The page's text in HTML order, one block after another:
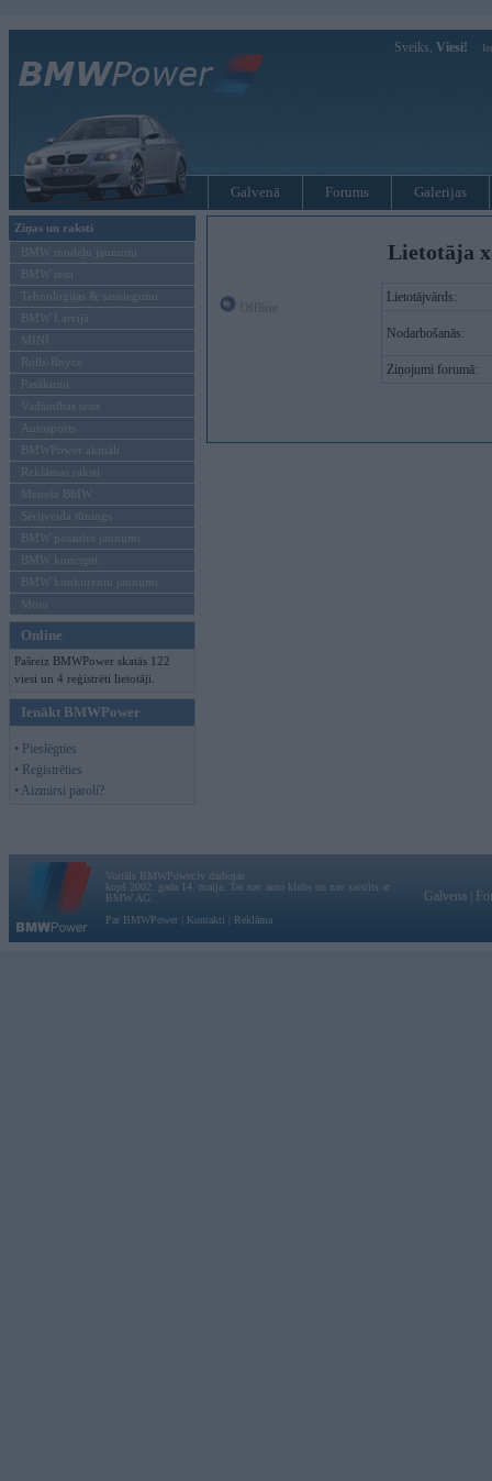
Sveiks, Viesi!
Galvenā Forums Galerijas
Ziņas un raksti
BMW modeļu jaunumi
BMW testi
Tehnoloģijas & sasniegumi
BMW Latvijā
MINI
Rolls-Royce
Pasākumi
Vadāmības tests
Autosports
BMWPower aktuāli
Reklāmas raksti
Mēneša BMW
Sērijveida tūnings
BMW pasaules jaunumi
BMW koncepti
BMW konkurentu jaunumi
Moto
Online
Pašreiz BMWPower skatās 122
viesi un 4 reģistrēti lietotāji.
Ienākt BMWPower
• Pieslēgties
• Reģistrēties
• Aizmirsi paroli?
Lietotāja
Lietotājvārds:
Nodarbošanās:
Ziņojumi forumā:
Vortāls BMWPower.lv darbojas
kopš 2002. gada 14. maija. Tas nav auto klubs un nav saistīts ar
BMW AG.
Par BMWPower
Kontakti Reklāma
Galvena